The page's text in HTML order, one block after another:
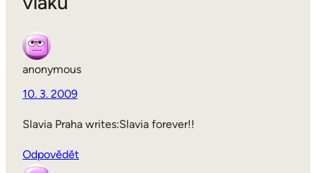
anonymous
10. 3. 2009
Slavia Praha writes:Slavia forever!!
Odpovědět